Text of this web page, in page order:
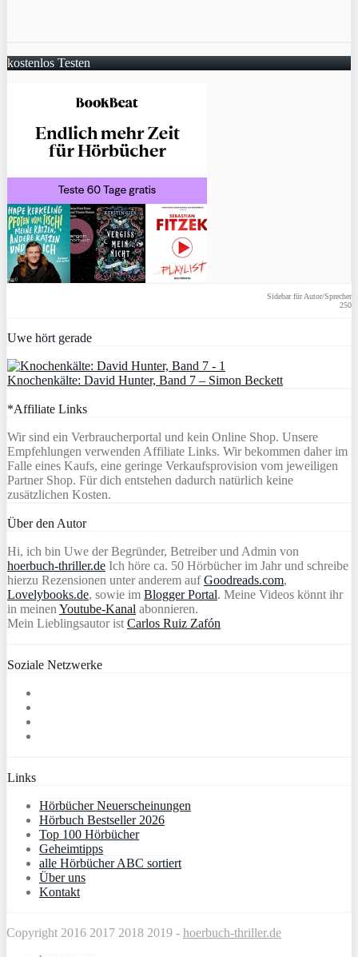
kostenlos Testen
Sidebar für Autor/Sprecher
250
Uwe hört gerade
Knochenkälte: David Hunter, Band 7 – Simon Beckett
*Affiliate Links
Wir sind ein Verbraucherportal und kein Online Shop. Unsere
Empfehlungen verwenden Affiliate Links. Wir bekommen daher im
Falle eines Kaufs, eine geringe Verkaufsprovision vom jeweiligen
Partner Shop. Für dich entstehen dadurch natürlich keine
zusätzlichen Kosten.
Über den Autor
Hi, ich bin Uwe der Begründer, Betreiber und Admin von
hoerbuch-thriller.de Ich höre ca. 50 Hörbücher im Jahr und schreibe
hierzu Rezensionen unter anderem aufGoodreads.com,
Lovelybooks.de, sowie im Blogger Portal. Meine Videos könnt ihr
in meinen Youtube-Kanal abonnieren.
Mein Lieblingsautor ist Carlos Ruiz Zafón
Soziale Netzwerke
Links
Hörbücher Neuerscheinungen
Hörbuch Bestseller 2026
Top 100 Hörbücher
Geheimtipps
alle Hörbücher ABC sortiert
Über uns
Kontakt
Copyright 2016 2017 2018 2019 - hoerbuch-thriller.de